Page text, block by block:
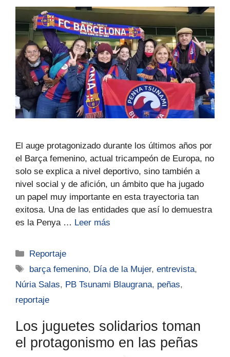
El auge protagonizado durante los últimos años por
el Barça femenino, actual tricampeón de Europa, no
solo se explica a nivel deportivo, sino también a
nivel social y de afición, un ámbito que ha jugado
un papel muy importante en esta trayectoria tan
exitosa. Una de las entidades que así lo demuestra
es la Penya … Leer más
Reportaje
barça femenino, Día de la Mujer,entrevista,
Núria Salas, PB Tsunami Blaugrana, peñas,
reportaje
Los juguetes solidarios toman
el protagonismo en las peñas